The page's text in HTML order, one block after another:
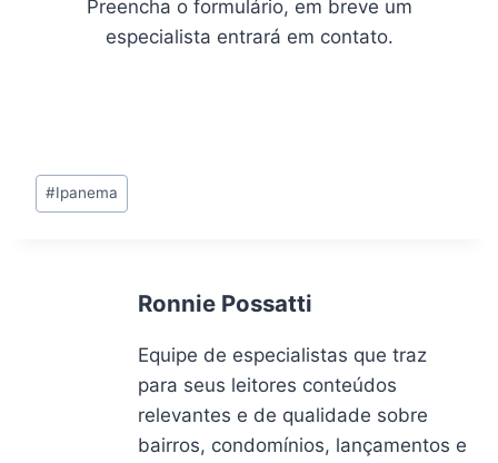
Preencha o formulário, em breve um
especialista entrará em contato.
Tags
do
#Ipanema
Ronnie Possatti
Equipe de especialistas que traz
para seus leitores conteúdos
relevantes e de qualidade sobre
bairros, condomínios, lançamentos e